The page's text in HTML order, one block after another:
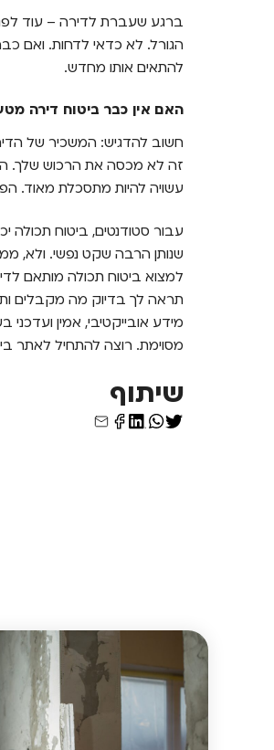
ברגע שעברת לדירה – עוד
הגורל. לא כדאי לדחות. ואם
להתאים אותו מחדש.
האם אין כבר ביטוח דירה
חשוב להדגיש: המשכיר של
זה לא מכסה את הרכוש שלך.
עשויה להיות מתסכלת מאוד.
עבור סטודנטים, ביטוח תכולה
שנותן הרבה שקט נפשי. ולא,
למצוא ביטוח תכולה מותאם
תראה לך בדיוק מה מקבלים
מידע אובייקטיבי, אמין
מסוימת. רוצה להתחיל לאתר
שיתוף